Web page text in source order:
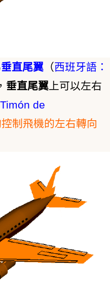
垂直尾翼（西班牙語：
垂直尾翼 上可以左右
Timón de
制飛機的左右轉向